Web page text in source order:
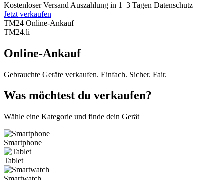
Kostenloser Versand Auszahlung in 1–3 Tagen Datenschutz
Jetzt verkaufen
TM24 Online-Ankauf
TM24.li
Online-Ankauf
Gebrauchte Geräte verkaufen. Einfach. Sicher. Fair.
Was möchtest du verkaufen?
Wähle eine Kategorie und finde dein Gerät
Smartphone
Tablet